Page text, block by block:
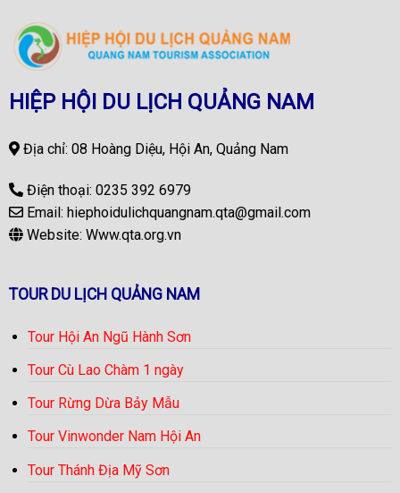
HIỆP HỘI DU LỊCH QUẢNG NAM
Địa chỉ: 08 Hoàng Diệu, Hội An, Quảng Nam
Điện thoại: 0235 392 6979
Email: hiephoidulichquangnam.qta@gmail.com
Website: Www.qta.org.vn
TOUR DU LỊCH QUẢNG NAM
Tour Hội An Ngũ Hành Sơn
Tour Cù Lao Chàm 1 ngày
Tour Rừng Dừa Bảy Mẫu
Tour Vinwonder Nam Hội An
Tour Thánh Địa Mỹ Sơn